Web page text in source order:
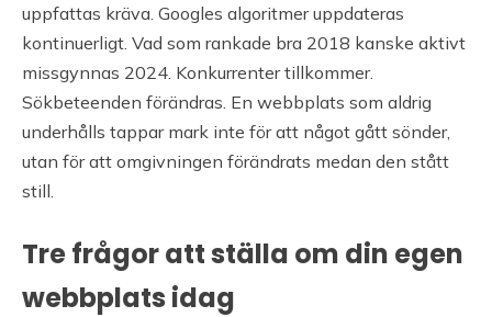
uppfattas kräva. Googles algoritmer uppdateras
kontinuerligt. Vad som rankade bra 2018 kanske aktivt
missgynnas 2024. Konkurrenter tillkommer.
Sökbeteenden förändras. En webbplats som aldrig
underhålls tappar mark inte för att något gått sönder,
utan för att omgivningen förändrats medan den stått
still.
Tre frågor att ställa om din egen
webbplats idag